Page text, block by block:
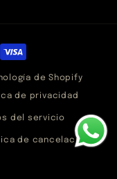
de Shopify
de privacidad
del servicio
de cancelación